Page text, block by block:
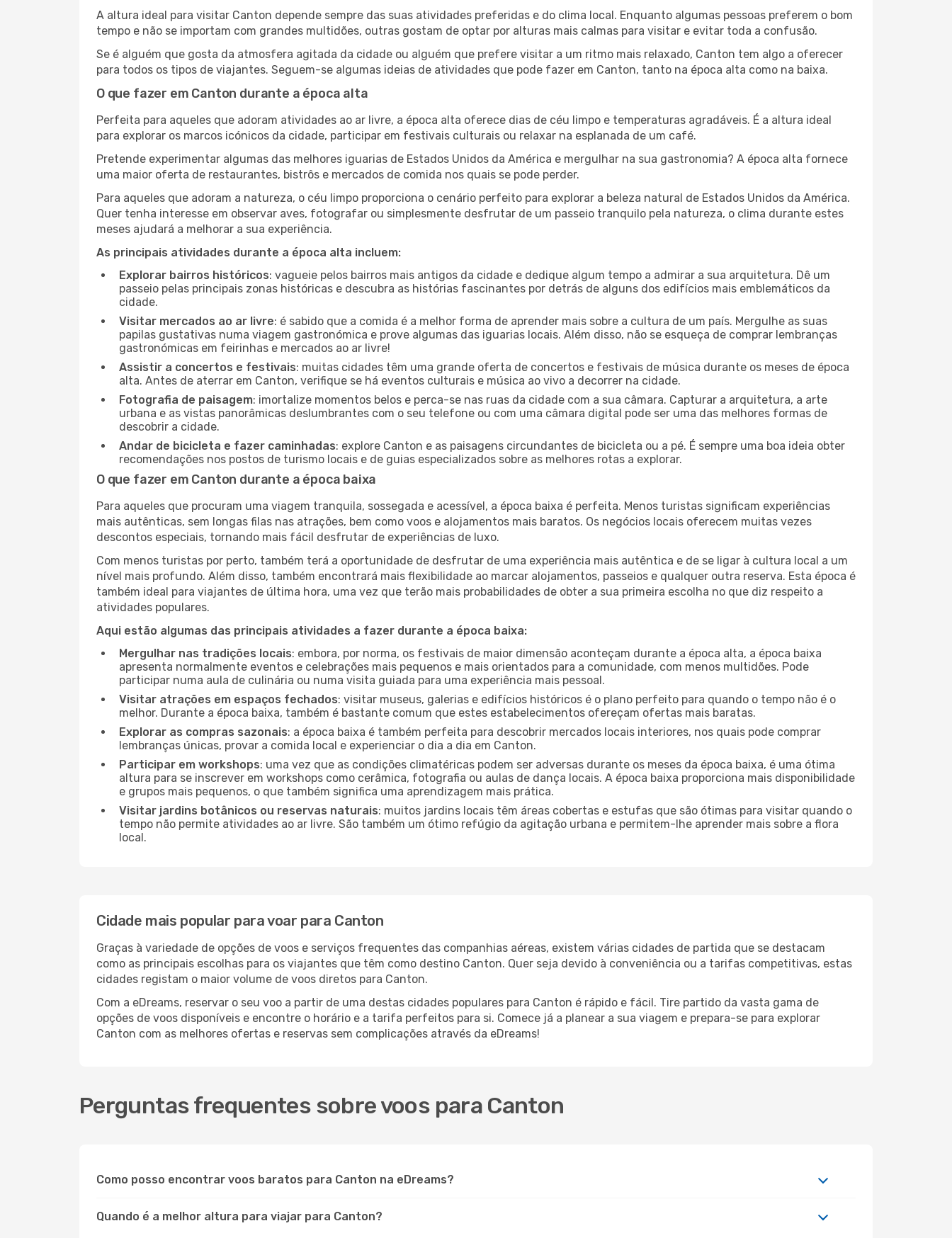
A altura ideal para visitar Canton depende sempre das suas atividades preferidas e do clima local. Enquanto algumas pessoas preferem o bom
tempo e não se importam com grandes multidões, outras gostam de optar por alturas mais calmas para visitar e evitar toda a confusão.
Se é alguém que gosta da atmosfera agitada da cidade ou alguém que prefere visitar a um ritmo mais relaxado, Canton tem algo a oferecer
para todos os tipos de viajantes. Seguem-se algumas ideias de atividades que pode fazer em Canton, tanto na época alta como na baixa.
O que fazer em Canton durante a época alta
Perfeita para aqueles que adoram atividades ao ar livre, a época alta oferece dias de céu limpo e temperaturas agradáveis. É a altura ideal
para explorar os marcos icónicos da cidade, participar em festivais culturais ou relaxar na esplanada de um café.
Pretende experimentar algumas das melhores iguarias de Estados Unidos da América e mergulhar na sua gastronomia? A época alta fornece
uma maior oferta de restaurantes, bistrôs e mercados de comida nos quais se pode perder.
Para aqueles que adoram a natureza, o céu limpo proporciona o cenário perfeito para explorar a beleza natural de Estados Unidos da América.
Quer tenha interesse em observar aves, fotografar ou simplesmente desfrutar de um passeio tranquilo pela natureza, o clima durante estes
meses ajudará a melhorar a sua experiência.
As principais atividades durante a época alta incluem:
Explorar bairros históricos: vagueie pelos bairros mais antigos da cidade e dedique algum tempo a admirar a sua arquitetura. Dê um
passeio pelas principais zonas históricas e descubra as histórias fascinantes por detrás de alguns dos edifícios mais emblemáticos da
cidade.
Visitar mercados ao ar livre: é sabido que a comida é a melhor forma de aprender mais sobre a cultura de um país. Mergulhe as suas
papilas gustativas numa viagem gastronómica e prove algumas das iguarias locais. Além disso, não se esqueça de comprar lembranças
gastronómicas em feirinhas e mercados ao ar livre!
Assistir a concertos e festivais: muitas cidades têm uma grande oferta de concertos e festivais de música durante os meses de época
alta. Antes de aterrar em Canton, verifique se há eventos culturais e música ao vivo a decorrer na cidade.
Fotografia de paisagem: imortalize momentos belos e perca-se nas ruas da cidade com a sua câmara. Capturar a arquitetura, a arte
urbana e as vistas panorâmicas deslumbrantes com o seu telefone ou com uma câmara digital pode ser uma das melhores formas de
descobrir a cidade.
Andar de bicicleta e fazer caminhadas: explore Canton e as paisagens circundantes de bicicleta ou a pé. É sempre uma boa ideia obter
recomendações nos postos de turismo locais e de guias especializados sobre as melhores rotas a explorar.
O que fazer em Canton durante a época baixa
Para aqueles que procuram uma viagem tranquila, sossegada e acessível, a época baixa é perfeita. Menos turistas significam experiências
mais autênticas, sem longas filas nas atrações, bem como voos e alojamentos mais baratos. Os negócios locais oferecem muitas vezes
descontos especiais, tornando mais fácil desfrutar de experiências de luxo.
Com menos turistas por perto, também terá a oportunidade de desfrutar de uma experiência mais autêntica e de se ligar à cultura local a um
nível mais profundo. Além disso, também encontrará mais flexibilidade ao marcar alojamentos, passeios e qualquer outra reserva. Esta época é
também ideal para viajantes de última hora, uma vez que terão mais probabilidades de obter a sua primeira escolha no que diz respeito a
atividades populares.
Aqui estão algumas das principais atividades a fazer durante a época baixa:
Mergulhar nas tradições locais: embora, por norma, os festivais de maior dimensão aconteçam durante a época alta, a época baixa
apresenta normalmente eventos e celebrações mais pequenos e mais orientados para a comunidade, com menos multidões. Pode
participar numa aula de culinária ou numa visita guiada para uma experiência mais pessoal.
Visitar atrações em espaços fechados: visitar museus, galerias e edifícios históricos é o plano perfeito para quando o tempo não é o
melhor. Durante a época baixa, também é bastante comum que estes estabelecimentos ofereçam ofertas mais baratas.
Explorar as compras sazonais: a época baixa é também perfeita para descobrir mercados locais interiores, nos quais pode comprar
lembranças únicas, provar a comida local e experienciar o dia a dia em Canton.
Participar em workshops: uma vez que as condições climatéricas podem ser adversas durante os meses da época baixa, é uma ótima
altura para se inscrever em workshops como cerâmica, fotografia ou aulas de dança locais. A época baixa proporciona mais disponibilidade
e grupos mais pequenos, o que também significa uma aprendizagem mais prática.
Visitar jardins botânicos ou reservas naturais: muitos jardins locais têm áreas cobertas e estufas que são ótimas para visitar quando o
tempo não permite atividades ao ar livre. São também um ótimo refúgio da agitação urbana e permitem-lhe aprender mais sobre a flora
local.
Cidade mais popular para voar para Canton
Graças à variedade de opções de voos e serviços frequentes das companhias aéreas, existem várias cidades de partida que se destacam
como as principais escolhas para os viajantes que têm como destino Canton. Quer seja devido à conveniência ou a tarifas competitivas, estas
cidades registam o maior volume de voos diretos para Canton.
Com a eDreams, reservar o seu voo a partir de uma destas cidades populares para Canton é rápido e fácil. Tire partido da vasta gama de
opções de voos disponíveis e encontre o horário e a tarifa perfeitos para si. Comece já a planear a sua viagem e prepara-se para explorar
Canton com as melhores ofertas e reservas sem complicações através da eDreams!
Perguntas frequentes sobre voos para Canton
Como posso encontrar voos baratos para Canton na eDreams?
Quando é a melhor altura para viajar para Canton?